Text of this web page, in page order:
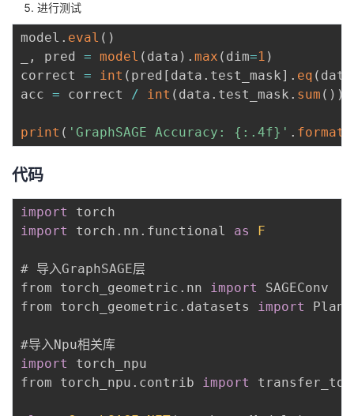
进行测试
model . eval ( )
, pred = model ( data ) . max ( dim=1 )
correct = int ( pred [ data . test_mask] . eq ( data
acc = correct / int ( data . test_mask . sum ( ) )
print ( 'GraphSAGE Accuracy: {:.4f}' . format
代码
import
import
torch . nn . functional as F
# 导入GraphSAGE层
from torch_geometric . nn import
SAGEConv
from torch_geometric . datasets import
import
torch_npu
from torch_npu . contrib import